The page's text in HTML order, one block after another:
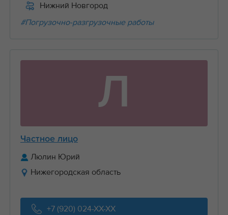
Нижний Новгород
#Погрузочно-разгрузочные работы
Л
Частное лицо
Люлин Юрий
Нижегородская область
+7 (920) 024-XX-XX